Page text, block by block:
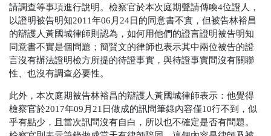
請調查等事項進行說明。檢察官於本次庭期聲請傳喚4位證人，
以證明被告明知2011年06月24日的同意書不實，但被告林裕昌
的辯護人黃國城律師則認為，如何用他們的證言證明被告明知
同意書不實是個問題；簡賢文的律師也表示其中兩位被告的證
言沒有辦法證明檢方所提的待證事實，與待證事實間沒有關聯
性、也沒有調查必要性。
此外，本次庭期被告林裕昌的辯護人黃國城律師表示：他覺得
檢察官於2017年09月21日做成的訊問筆錄內容僅10行不到，似
乎有點少，且當次訊問沒有自白，所以也不確定是否有問題。